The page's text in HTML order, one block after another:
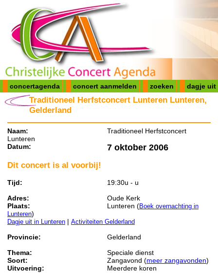
concertagenda concert aanmelden zoeken dagje uit
Traditioneel Herfstconcert Lunteren Lunteren,
Gelderland
Naam:
Traditioneel Herfstconcert
Lunteren
Datum:
7 oktober 2006
Dit concert is al voorbij!
Tijd:
19:30u - u
Adres:
Oude Kerk
Plaats:
Lunteren (Boek overnachting in
Lunteren)
Dagje uit in Lunteren | Activiteiten Gelderland
Provincie:
Gelderland
Thema:
Speciale dienst
Soort:
Zangavond (meer zangavonden)
Uitvoering:
Meerdere koren